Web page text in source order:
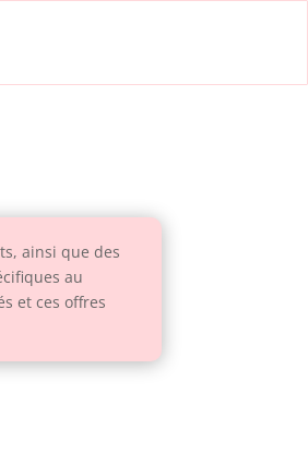
ainsi que des
au
et ces offres